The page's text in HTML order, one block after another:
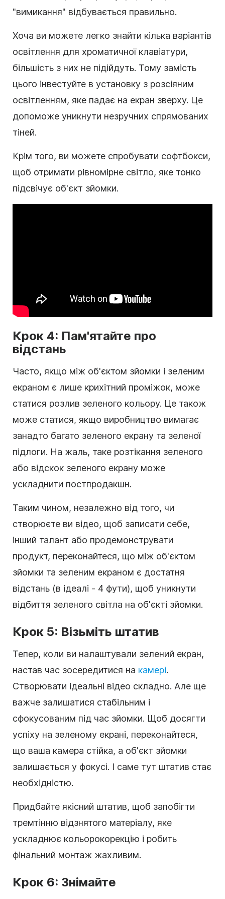
"вимикання" відбувається правильно.
Хоча ви можете легко знайти кілька варіантів
освітлення для хроматичної клавіатури,
більшість з них не підійдуть. Тому замість
цього інвестуйте в установку з розсіяним
освітленням, яке падає на екран зверху. Це
допоможе уникнути незручних спрямованих
тіней.
Крім того, ви можете спробувати софтбокси,
щоб отримати рівномірне світло, яке тонко
підсвічує об'єкт зйомки.
Крок 4: Пам'ятайте про
відстань
Часто, якщо між об'єктом зйомки і зеленим
екраном є лише крихітний проміжок, може
статися розлив зеленого кольору. Це також
може статися, якщо виробництво вимагає
занадто багато зеленого екрану та зеленої
підлоги. На жаль, таке розтікання зеленого
або відскок зеленого екрану може
ускладнити постпродакшн.
Таким чином, незалежно від того, чи
створюєте ви відео, щоб записати себе,
інший талант або продемонструвати
продукт, переконайтеся, що між об'єктом
зйомки та зеленим екраном є достатня
відстань (в ідеалі - 4 фути), щоб уникнути
відбиття зеленого світла на об'єкті зйомки.
Крок 5: Візьміть штатив
Тепер, коли ви налаштували зелений екран,
настав час зосередитися на камері.
Створювати ідеальні відео складно. Але ще
важче залишатися стабільним і
сфокусованим під час зйомки. Щоб досягти
успіху на зеленому екрані, переконайтеся,
що ваша камера стійка, а об'єкт зйомки
залишається у фокусі. І саме тут штатив стає
необхідністю.
Придбайте якісний штатив, щоб запобігти
тремтінню відзнятого матеріалу, яке
ускладнює кольорокорекцію і робить
фінальний монтаж жахливим.
Крок 6: Знімайте